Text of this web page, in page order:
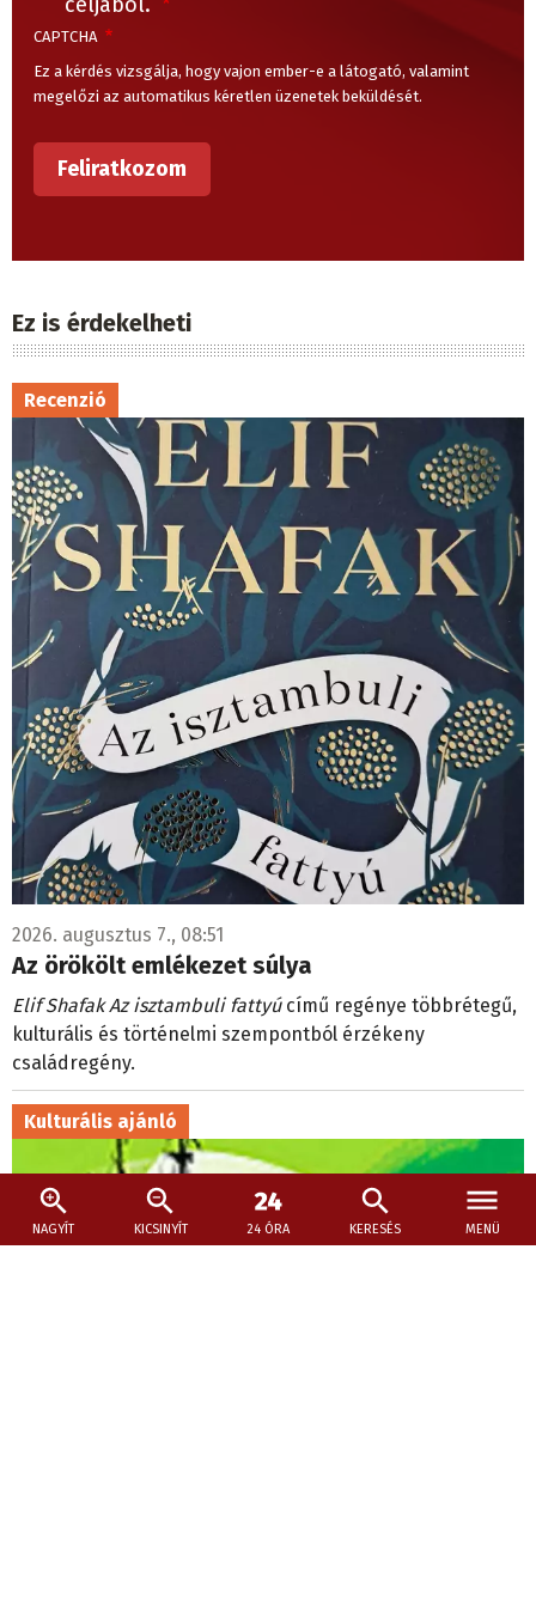
NAGYÍT KICSINYÍT 24 ÓRA KERESÉS MENÜ
CAPTCHA
Ez a kérdés vizsgálja, hogy vajon ember-e a látogató, valamint
megelőzi az automatikus kéretlen üzenetek beküldését.
Ez is érdekelheti
Recenzió
2026. augusztus 7., 08:51
Az örökölt emlékezet súlya
Elif Shafak Az isztambuli fattyúcímű regénye többrétegű,
kulturális és történelmi szempontból érzékeny
családregény.
Kulturális ajánló